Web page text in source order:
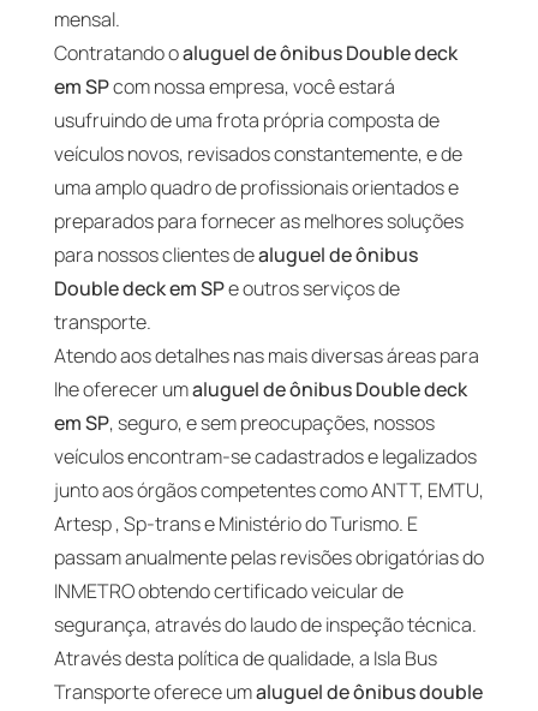
mensal.
Contratando oaluguel de ônibus Double deck
em SPcom nossa empresa, você estará
usufruindo de uma frota própria composta de
veículos novos, revisados constantemente, e de
uma amplo quadro de profissionais orientados e
preparados para fornecer as melhores soluções
para nossos clientes dealuguel de ônibus
Double deck em SPe outros serviços de
transporte.
Atendo aos detalhes nas mais diversas áreas para
lhe oferecer umaluguel de ônibus Double deck
em SP, seguro, e sem preocupações, nossos
veículos encontram-se cadastrados e legalizados
junto aos órgãos competentes como ANTT, EMTU,
Artesp , Sp-trans e Ministério do Turismo. E
passam anualmente pelas revisões obrigatórias do
INMETRO obtendo certificado veicular de
segurança, através do laudo de inspeção técnica.
Através desta política de qualidade, a Isla Bus
Transporte oferece umaluguel de ônibus double